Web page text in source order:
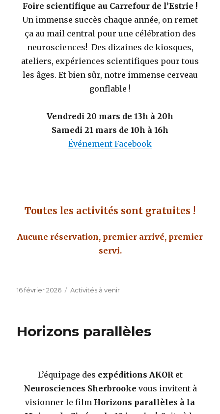
Foire scientifique au Carrefour de l’Estrie !
Un immense succès chaque année, on remet
ça au mail central pour une célébration des
neurosciences! Des dizaines de kiosques,
ateliers, expériences scientifiques pour tous
les âges. Et bien sûr, notre immense cerveau
gonflable !
Vendredi 20 mars de 13h à 20h
Samedi 21 mars de 10h à 16h
Événement Facebook
Toutes les activités sont gratuites !
Aucune réservation, premier arrivé, premier
servi.
Publié
16 février 2026 Catégories
Activités à venir
Horizons parallèles
L’équipage des expéditions AKOR et
Neurosciences Sherbrooke vous invitent à
visionner le film Horizons parallèles à la